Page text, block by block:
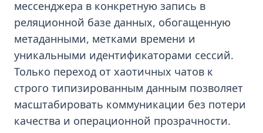
мессенджера в конкретную запись в
реляционной базе данных, обогащенную
метаданными, метками времени и
уникальными идентификаторами сессий.
Только переход от хаотичных чатов к
строго типизированным данным позволяет
масштабировать коммуникации без потери
качества и операционной прозрачности.